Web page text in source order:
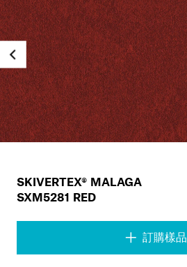
SKIVERTEX® MALAGA
SXM5281 RED
訂購樣品